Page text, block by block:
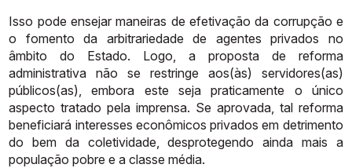
Isso pode ensejar maneiras de efetivação da corrupção e
o
fomento da arbitrariedade de agentes privados
no
âmbito
do Estado. Logo, a proposta de
reforma
administrativa não se restringe aos(às) servidores(as)
públicos(as),
embora este seja praticamente o único
aspecto tratado pela imprensa. Se aprovada, tal reforma
beneficiará interesses econômicos privados em detrimento
do bem da coletividade, desprotegendo ainda mais a
população pobre e a classe média.